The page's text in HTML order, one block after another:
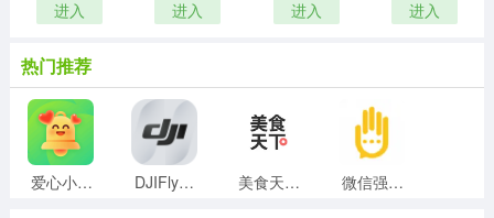
进入
进入
进入
进入
热门推荐
爱心小叮当直装版 DJIFly安卓免费版 美食天下免费版 微信强制撤回消息无广告版